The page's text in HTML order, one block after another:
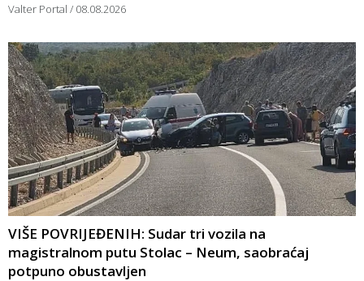
Valter Portal 08.08.2026
VIŠE POVRIJEĐENIH: Sudar tri vozila na
magistralnom putu Stolac – Neum, saobraćaj
potpuno obustavljen